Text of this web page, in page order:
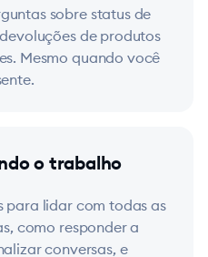
sobre status de
de produtos
Mesmo quando você
o trabalho
para lidar com todas as
como responder a
conversas, e